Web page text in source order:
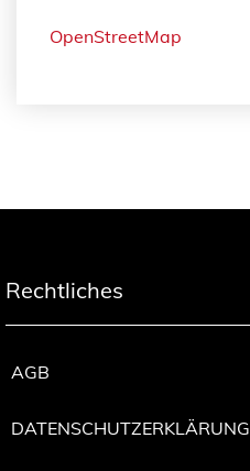
OpenStreetMap
Rechtliches
AGB
DATENSCHUTZERKLÄRUNG